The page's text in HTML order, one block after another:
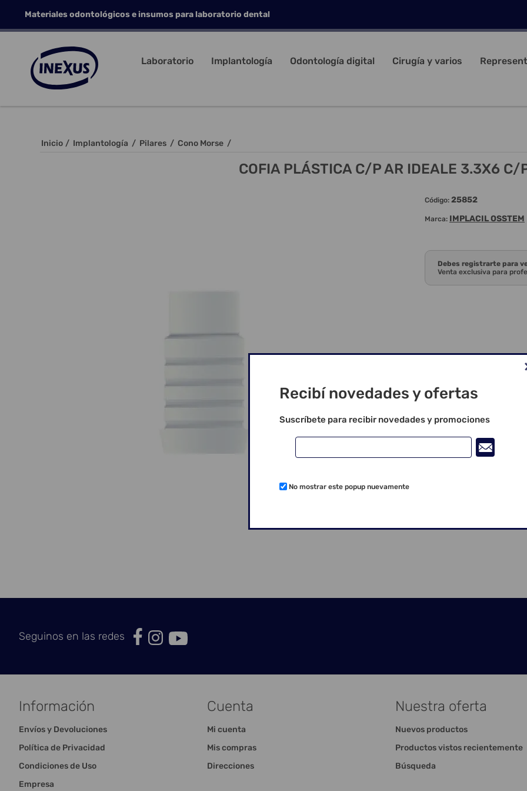
Materiales odontológicos e insumos para laboratorio dental
Laboratorio Implantología Odontología digital Cirugía y varios
Inicio / Implantología / Pilares / Cono Morse /
COFIA PLÁSTICA C/P AR IDEALE 3.3X6 C/
Código: 25852
Marca: IMPLACIL OSSTEM
Debes registrarte para
Venta exclusiva para
Seguinos en las redes
Información
Envíos y Devoluciones
Política de Privacidad
Condiciones de Uso
Empresa
Cuenta
Mi cuenta
Mis compras
Direcciones
Nuestra oferta
Nuevos productos
Productos vistos recientemente
Búsqueda
Recibí novedades y ofertas
Suscríbete para recibir novedades y promociones
No mostrar este popup nuevamente